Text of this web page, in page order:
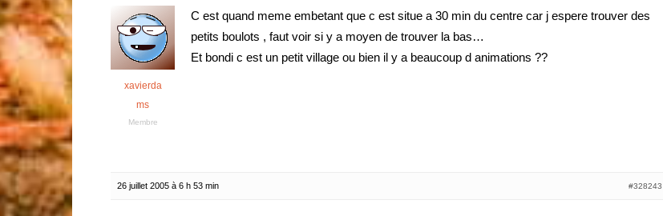
xavierda
ms
Membre
C est quand meme embetant que c est situe a 30 min du centre car j espere trouver des
petits boulots , faut voir si y a moyen de trouver la bas…
Et bondi c est un petit village ou bien il y a beaucoup d animations ??
26 juillet 2005 à 6 h 53 min #328243